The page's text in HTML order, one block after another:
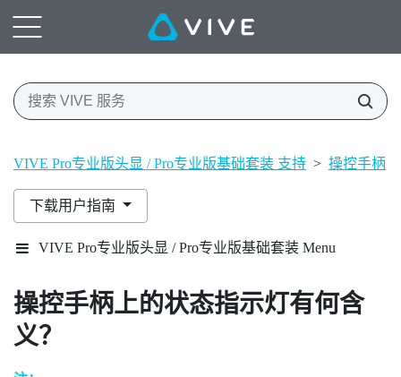
VIVE Pro专业版头显 / Pro专业版基础套装 支持 > 操控手柄
下载用户指南
VIVE Pro专业版头显 / Pro专业版基础套装 Menu
操控手柄上的状态指示灯有何含
义？